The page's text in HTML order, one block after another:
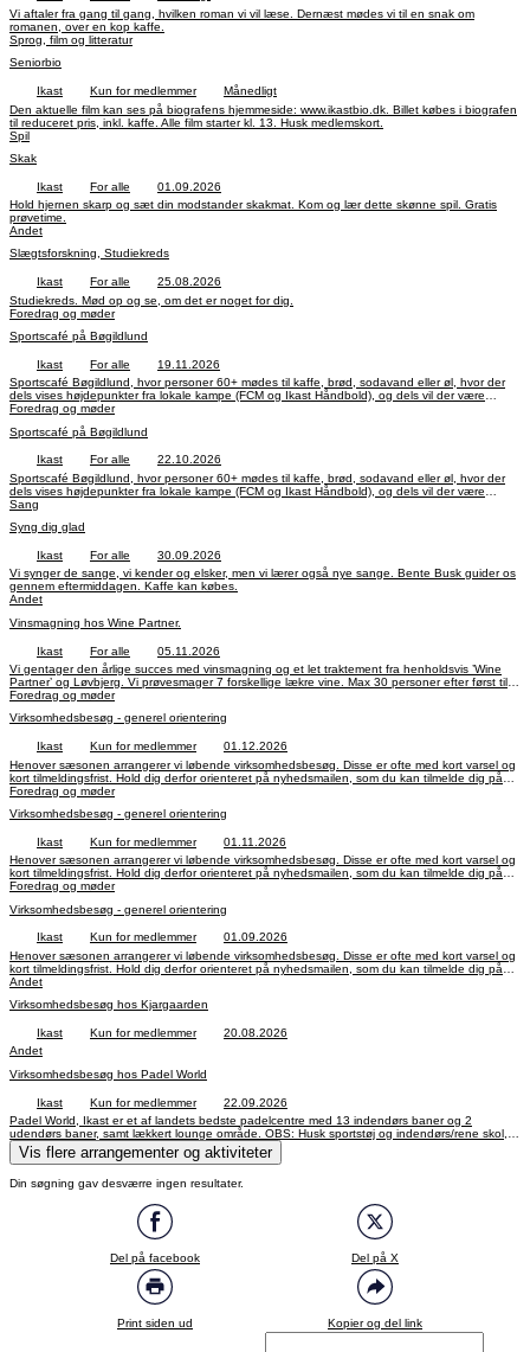
Vi aftaler fra gang til gang, hvilken roman vi vil læse. Dernæst mødes vi til en snak om
romanen, over en kop kaffe.
Sprog, film og litteratur
Seniorbio
Ikast Kun for medlemmer
Månedligt
Den aktuelle film kan ses på biografens hjemmeside: www.ikastbio.dk. Billet købes i biografen
til reduceret pris, inkl. kaffe. Alle film starter kl. 13. Husk medlemskort.
Spil
Skak
Ikast For alle
01.09.2026
Hold hjernen skarp og sæt din modstander skakmat. Kom og lær dette skønne spil. Gratis
prøvetime.
Andet
Slægtsforskning, Studiekreds
Ikast For alle
25.08.2026
Studiekreds. Mød op og se, om det er noget for dig.
Foredrag og møder
Sportscafé på Bøgildlund
Ikast For alle
19.11.2026
Sportscafé Bøgildlund, hvor personer 60+ mødes til kaffe, brød, sodavand eller øl, hvor der
dels vises højdepunkter fra lokale kampe (FCM og Ikast Håndbold), og dels vil der være
indslag fra en tidligere lokal kendt sportsudøver, træner eller leder.
Foredrag og møder
Sportscafé på Bøgildlund
Ikast For alle
22.10.2026
Sportscafé Bøgildlund, hvor personer 60+ mødes til kaffe, brød, sodavand eller øl, hvor der
dels vises højdepunkter fra lokale kampe (FCM og Ikast Håndbold), og dels vil der være
indslag fra en tidligere lokal kendt sportsudøver, træner eller leder.
Sang
Syng dig glad
Ikast For alle
30.09.2026
Vi synger de sange, vi kender og elsker, men vi lærer også nye sange. Bente Busk guider os
gennem eftermiddagen. Kaffe kan købes.
Andet
Vinsmagning hos Wine Partner.
Ikast For alle
05.11.2026
Vi gentager den årlige succes med vinsmagning og et let traktement fra henholdsvis ’Wine
Partner’ og Løvbjerg. Vi prøvesmager 7 forskellige lækre vine. Max 30 personer efter først til
mølle.
Foredrag og møder
Virksomhedsbesøg - generel orientering
Ikast Kun for medlemmer
01.12.2026
Henover sæsonen arrangerer vi løbende virksomhedsbesøg. Disse er ofte med kort varsel og
kort tilmeldingsfrist. Hold dig derfor orienteret på nyhedsmailen, som du kan tilmelde dig på
Ældre Sagen Ikast under "tilmeld nyhedsbrev"
Foredrag og møder
Virksomhedsbesøg - generel orientering
Ikast Kun for medlemmer
01.11.2026
Henover sæsonen arrangerer vi løbende virksomhedsbesøg. Disse er ofte med kort varsel og
kort tilmeldingsfrist. Hold dig derfor orienteret på nyhedsmailen, som du kan tilmelde dig på
Ældre Sagen Ikast under "tilmeld nyhedsbrev"
Foredrag og møder
Virksomhedsbesøg - generel orientering
Ikast Kun for medlemmer
01.09.2026
Henover sæsonen arrangerer vi løbende virksomhedsbesøg. Disse er ofte med kort varsel og
kort tilmeldingsfrist. Hold dig derfor orienteret på nyhedsmailen, som du kan tilmelde dig på
Ældre Sagen Ikast under "tilmeld nyhedsbrev"
Andet
Virksomhedsbesøg hos Kjargaarden
Ikast Kun for medlemmer
20.08.2026
Andet
Virksomhedsbesøg hos Padel World
Ikast Kun for medlemmer
22.09.2026
Padel World, Ikast er et af landets bedste padelcentre med 13 indendørs baner og 2
udendørs baner, samt lækkert lounge område. OBS: Husk sportstøj og indendørs/rene skol,
hvis du har lyst til at prøver kræfter med padel.
Vis flere arrangementer og aktiviteter
Din søgning gav desværre ingen resultater.
Del på facebook Del på X
Print siden ud Kopier og del link